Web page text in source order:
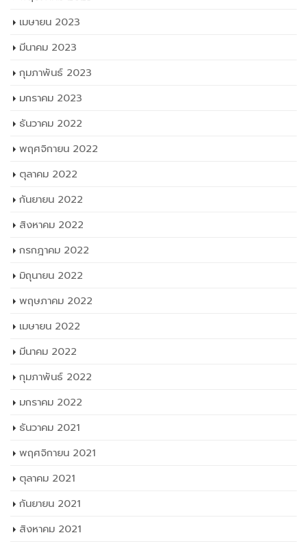
เมษายน 2023
มีนาคม 2023
กุมภาพันธ์ 2023
มกราคม 2023
ธันวาคม 2022
พฤศจิกายน 2022
ตุลาคม 2022
กันยายน 2022
สิงหาคม 2022
กรกฎาคม 2022
มิถุนายน 2022
พฤษภาคม 2022
เมษายน 2022
มีนาคม 2022
กุมภาพันธ์ 2022
มกราคม 2022
ธันวาคม 2021
พฤศจิกายน 2021
ตุลาคม 2021
กันยายน 2021
สิงหาคม 2021